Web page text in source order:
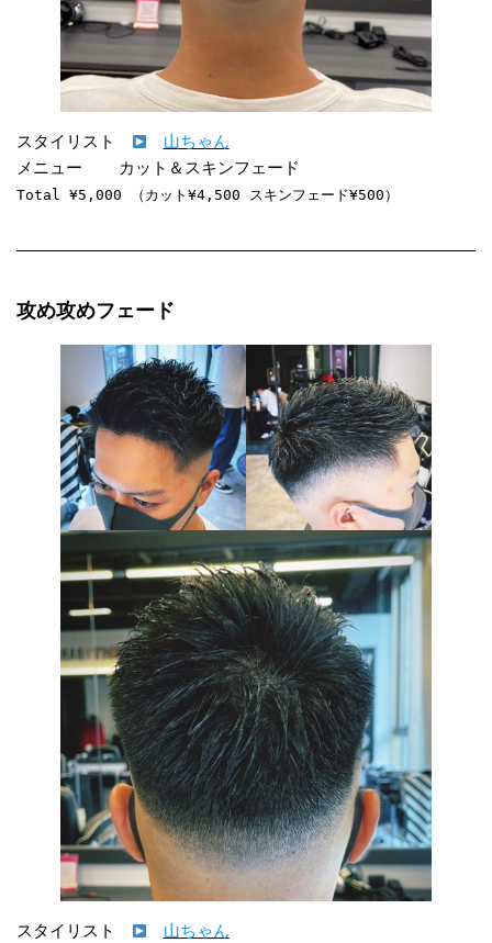
スタイリスト
山ちゃん
Total ¥5,000 （カット¥4,500 スキンフェード¥500）
攻め攻めフェード
スタイリスト
山ちゃん